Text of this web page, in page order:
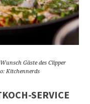
Gäste des Clipper
Kitchennerds
SERVICE